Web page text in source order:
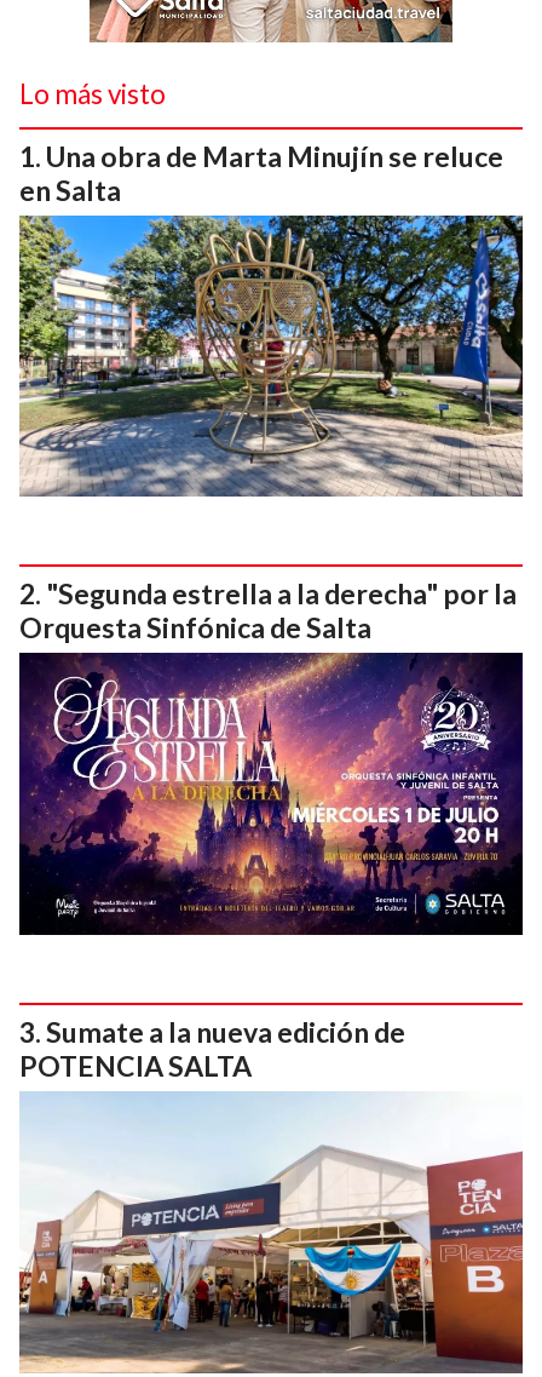
Lo más visto
Una obra de Marta Minujín se reluce
en Salta
"Segunda estrella a la derecha" por la
Orquesta Sinfónica de Salta
Sumate a la nueva edición de
POTENCIA SALTA